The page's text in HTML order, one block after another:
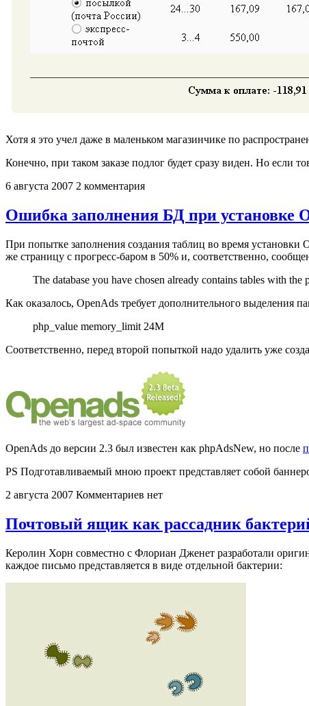
Хотя я это учел даже в маленьком магазинчике по
Конечно, при таком заказе подлог будет сразу виден. Но если
6 августа 2007 2 комментария
Ошибка заполнения БД при установке
При попытке заполнения создания таблиц во время установки
же страницу с прогресс-баром в 50% и, соответственно,
The database you have chosen already contains tables with the
Как оказалось, OpenAds требует дополнительного выделения
php_value memory_limit 24M
Соответственно, перед второй попыткой надо удалить уже
OpenAds до версии 2.3 был известен как phpAdsNew, но после
PS Подготавливаемый мною проект представляет собой
2 августа 2007 Комментариев нет
Почтовый ящик как рассадник
Керолин Хорн совместно с Флориан Дженет разработали
каждое письмо представляется в виде отдельной бактерии: